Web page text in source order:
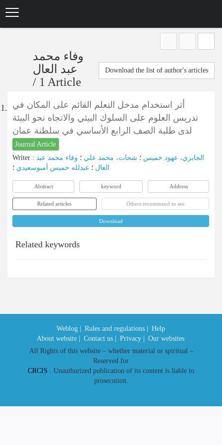
وفاء محمد
عبد العال
/ 1 Article
Download the list of author's articles
1. أثر استخدام مدخل التعلم القائم على المكان في
تدريس العلوم على السلوك البيئي والاتجاه نحو البيئة
لدى طلبة الصف الرابع الأساسي في سلطنة عمان
Journal Article
Writer : الجابري، عهود خميس ؛ شحات، محمد علي ؛ وفاء محمد عبد
العال ؛ عبدلله خميس أمبوسعيدي ؛
Abstract keyword Address
Related articles Others recommend to see
Download
Related keywords
Weblog | Rules and regulations |
Help
About website |
Contact us | Privacy |
Our websites
All Rights of this website – whether material or spiritual –
Reserved for
CRCIS . Unauthorized publication of its content is liable to
prosecution.